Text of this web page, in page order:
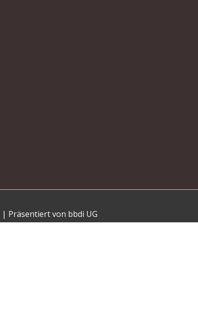
Präsentiert von bbdi UG